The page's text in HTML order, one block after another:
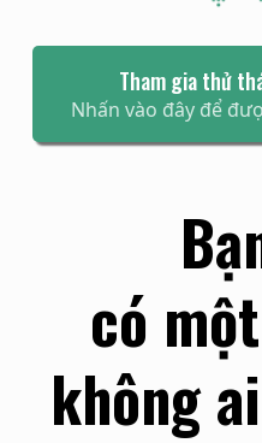
Tham gia thử
Nhấn vào đây để
có
không